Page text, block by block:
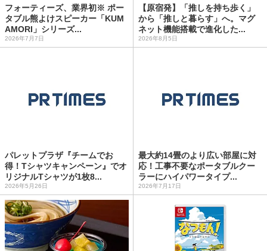
フォーティーズ、業界初※ ポー
タブル熊よけスピーカー「KUM
AMORI」シリーズ...
2026年7月7日
【原宿発】「推しを持ち歩く」
から「推しと暮らす」へ。マグ
ネット機能搭載で進化した...
2026年8月5日
パレットプラザ『チームでお
得！Tシャツキャンペーン』でオ
リジナルTシャツが1枚8...
2026年5月26日
最大約14畳のより広い部屋に対
応！工事不要なポータブルクー
ラーにハイパワータイプ...
2026年7月17日